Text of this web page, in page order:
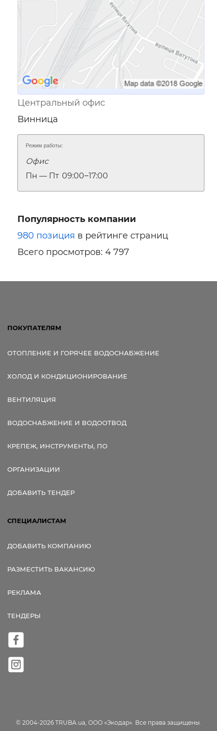
Центральный офис
Винница
Режим работы:
Офис
Пн — Пт 09:00‒17:00
Популярность компании
980 позиция в рейтинге страниц
Всего просмотров: 4 797
ПОКУПАТЕЛЯМ
ОТОПЛЕНИЕ И ГОРЯЧЕЕ ВОДОСНАБЖЕНИЕ
ХОЛОД И КОНДИЦИОНИРОВАНИЕ
ВЕНТИЛЯЦИЯ
ВОДОСНАБЖЕНИЕ И ВОДООТВОД
КРЕПЕЖ, ИНСТРУМЕНТЫ, ПО
ОРГАНИЗАЦИИ
ДОБАВИТЬ ТЕНДЕР
СПЕЦИАЛИСТАМ
ДОБАВИТЬ КОМПАНИЮ
РАЗМЕСТИТЬ ВАКАНСИЮ
РЕКЛАМА
ТЕНДЕРЫ
© 2004-2026 TRUBA.ua, ООО «Экодар». Все права защищены.